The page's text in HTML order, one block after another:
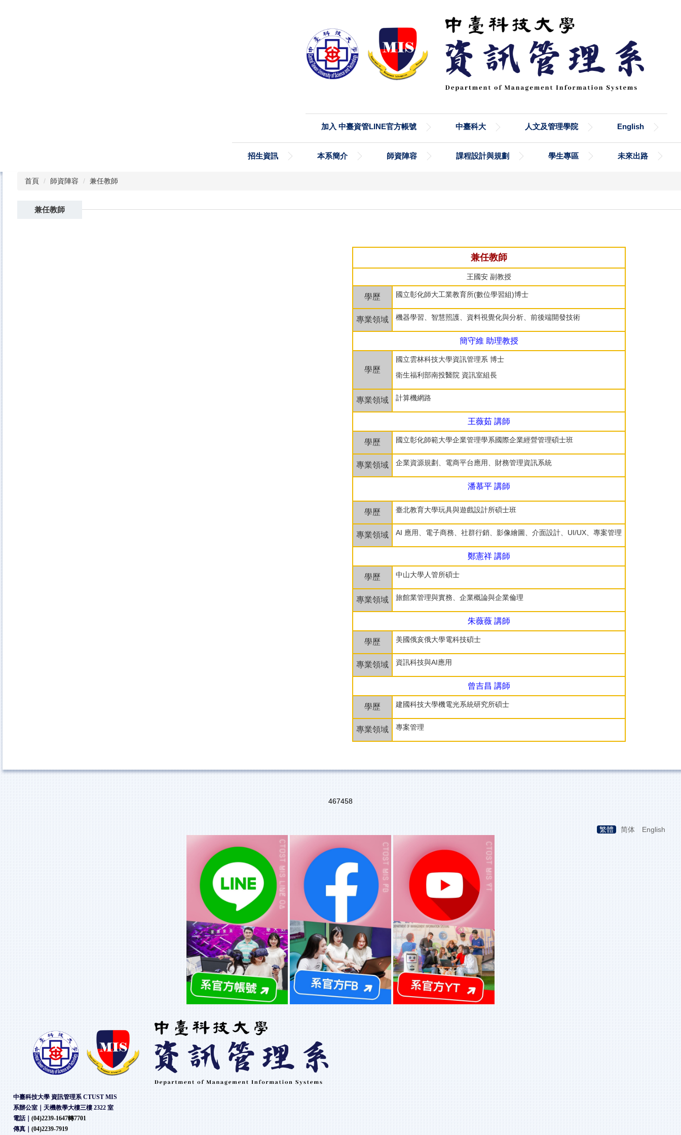
加入 中臺資管LINE官方帳號 中臺科大 人文及管理學院 English
招生資訊 本系簡介 師資陣容 課程設計與規劃 學生專區 未來出路
首頁 師資陣容 兼任教師
兼任教師
兼任教師
王國安 副教授
學歷 國立彰化師大工業教育所(數位學習組)博士
專業領域 機器學習、智慧照護、資料視覺化與分析、前後端開發技術
簡守維 助理教授
學歷
國立雲林科技大學資訊管理系 博士
衛生福利部南投醫院 資訊室組長
專業領域 計算機網路
王薇茹 講師
學歷 國立彰化師範大學企業管理學系國際企業經營管理碩士班
專業領域 企業資源規劃、電商平台應用、財務管理資訊系統
潘慕平 講師
學歷 臺北教育大學玩具與遊戲設計所碩士班
專業領域 AI 應用、電子商務、社群行銷、影像繪圖、介面設計、UI/UX、專案管理
鄭憲祥 講師
學歷 中山大學人管所碩士
專業領域 旅館業管理與實務、企業概論與企業倫理
朱薇薇 講師
學歷 美國俄亥俄大學電科技碩士
專業領域 資訊科技與AI應用
曾吉昌 講師
學歷 建國科技大學機電光系統研究所碩士
專業領域 專案管理
467458
繁體 简体 English
中臺科技大學 資訊管理系 CTUST MIS
系辦公室｜天機教學大樓三樓 2322 室
電話｜ (04)2239-1647轉7701
傳真｜ (04)2239-7919